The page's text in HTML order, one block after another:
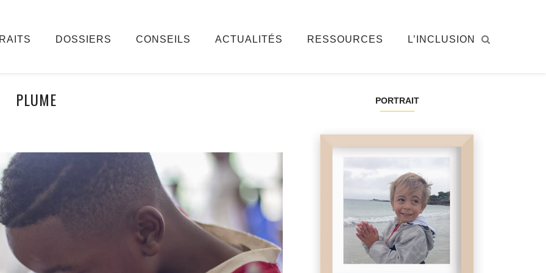
DOSSIERS CONSEILS ACTUALITÉS RESSOURCES L’INCLUSION
PLUME PORTRAIT